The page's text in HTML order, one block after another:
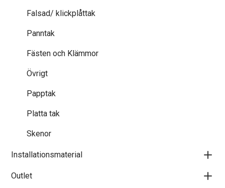
Falsad/ klickplåttak
Panntak
Fästen och Klämmor
Övrigt
Papptak
Platta tak
Skenor
Installationsmaterial
Outlet